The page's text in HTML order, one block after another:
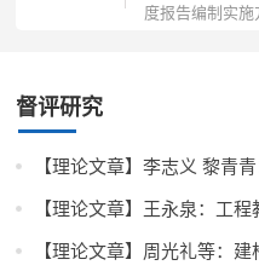
度报告编制实施
督评研究